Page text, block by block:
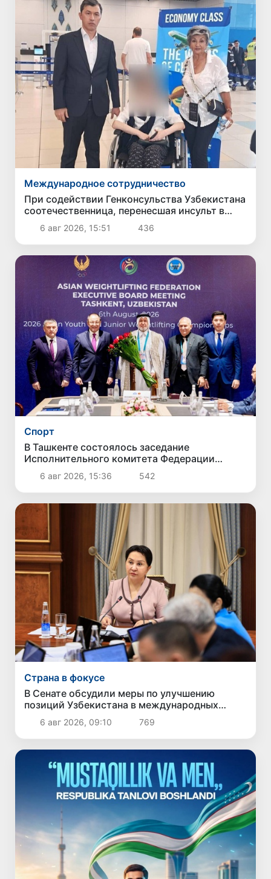
Международное сотрудничество
При содействии Генконсульства Узбекистана
соотечественница, перенесшая инсульт в
Алматы, вернулась на родину
6 авг 2026, 15:51 436
Спорт
В Ташкенте состоялось заседание
Исполнительного комитета Федерации
тяжелой атлетики Азии
6 авг 2026, 15:36 542
Страна в фокусе
В Сенате обсудили меры по улучшению
позиций Узбекистана в международных
рейтингах и индексах
6 авг 2026, 09:10 769